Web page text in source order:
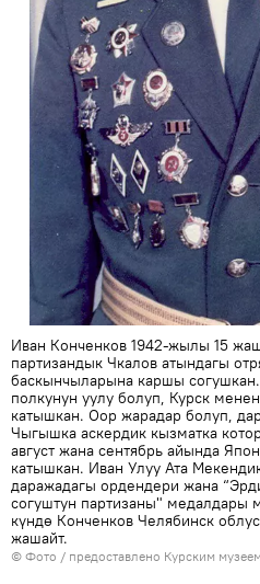
Иван Конченков 1942-жылы 15
партизандык Чкалов атындагы
баскынчыларына каршы
полкунун уулу болуп, Курск
катышкан. Оор жарадар болуп,
Чыгышка аскердик кызматка
август жана сентябрь айында
катышкан. Иван Улуу Ата
даражадагы ордендери жана
согуштун партизаны" медалдары
күндө Конченков Челябинск
жашайт.
© Фото / предоставлено Курским